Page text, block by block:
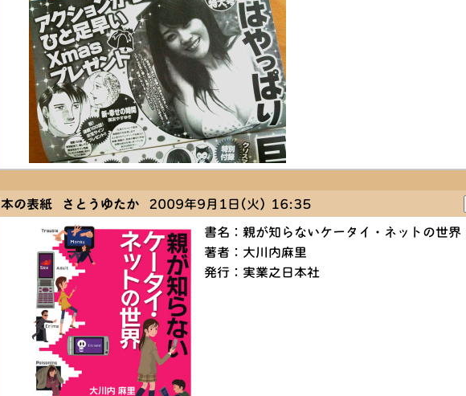
本の表紙 さとうゆたか2009年9月1日(火) 16:35
書名：親が知らないケータイ・ネットの世界
著者：大川内麻里
発行：実業之日本社